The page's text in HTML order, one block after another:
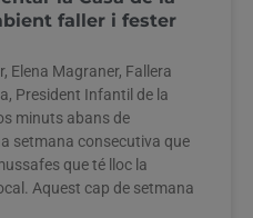
faller i fester
Elena Magraner, Fallera
President Infantil de la
minuts abans de
setmana consecutiva que
que té lloc la
Aquest cap de setmana